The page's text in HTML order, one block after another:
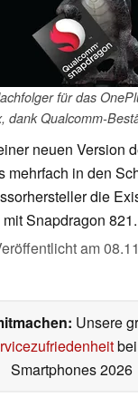
für das
dank Qualcomm-
neuen Version
mehrfach in den
die
Snapdragon 821.
am
Unsere
bei
Smartphones 2026